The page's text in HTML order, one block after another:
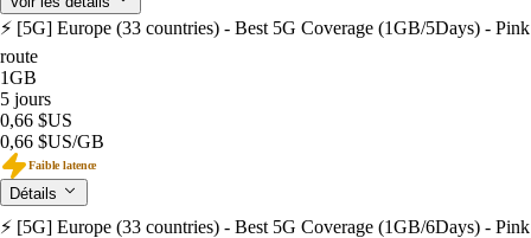
⚡️ [5G] Europe (33 countries) - Best 5G Coverage (1GB/5Days) - Pink
route
1GB
5 jours
0,66 $US
0,66 $US/GB
Faible latence
Détails
⚡️ [5G] Europe (33 countries) - Best 5G Coverage (1GB/6Days) - Pink